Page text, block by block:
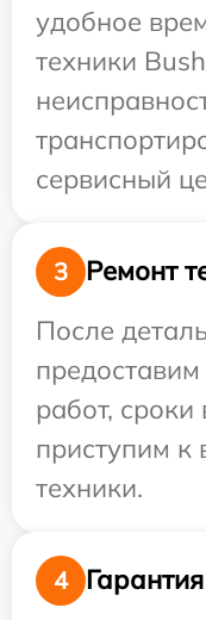
удобное
техники
сервисный
3
Ремонт
После
работ,
приступим к
техники.
4
Гарантия